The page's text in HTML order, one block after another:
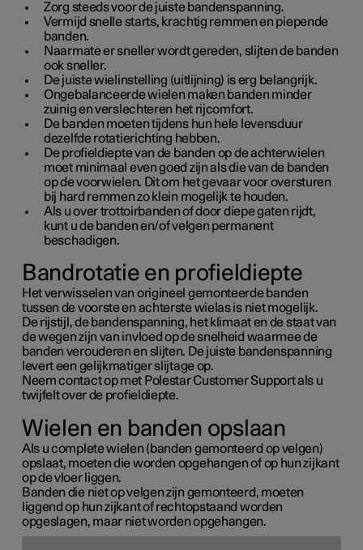
Zorg steeds voor de juiste bandenspanning.
Vermijd snelle starts, krachtig remmen en piepende
banden.
Naarmate er sneller wordt gereden, slijten de banden
ook sneller.
De juiste wielinstelling (uitlijning) is erg belangrijk.
Ongebalanceerde wielen maken banden minder
zuinig en verslechteren het rijcomfort.
De banden moeten tijdens hun hele levensduur
dezelfde rotatierichting hebben.
De profieldiepte van de banden op de achterwielen
moet minimaal even goed zijn als die van de banden
op de voorwielen. Dit om het gevaar voor oversturen
bij hard remmen zo klein mogelijk te houden.
Als u over trottoirbanden of door diepe gaten rijdt,
kunt u de banden en/of velgen permanent
beschadigen.
Bandrotatie en profieldiepte
Het verwisselen van origineel gemonteerde banden
tussen de voorste en achterste wielas is niet mogelijk.
De rijstijl, de bandenspanning, het klimaat en de staat van
de wegen zijn van invloed op de snelheid waarmee de
banden verouderen en slijten. De juiste bandenspanning
levert een gelijkmatiger slijtage op.
Neem contact op met Polestar Customer Support als u
twijfelt over de profieldiepte.
Wielen en banden opslaan
Als u complete wielen (banden gemonteerd op velgen)
opslaat, moeten die worden opgehangen of op hun zijkant
op de vloer liggen.
Banden die niet op velgen zijn gemonteerd, moeten
liggend op hun zijkant of rechtopstaand worden
opgeslagen, maar niet worden opgehangen.